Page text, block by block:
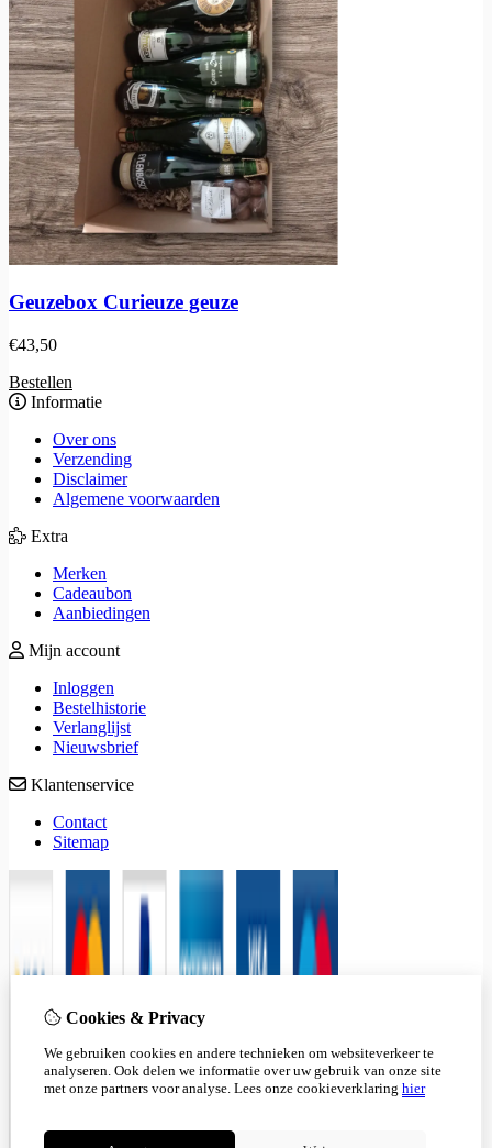
Geuzebox Curieuze geuze
€43,50
Bestellen
Informatie
Over ons
Verzending
Disclaimer
Algemene voorwaarden
Extra
Merken
Cadeaubon
Aanbiedingen
Mijn account
Inloggen
Bestelhistorie
Verlanglijst
Nieuwsbrief
Klantenservice
Contact
Sitemap
Cookies & Privacy
We gebruiken cookies en andere technieken om websiteverkeer te
analyseren. Ook delen we informatie over uw gebruik van onze site
met onze partners voor analyse. Lees onze cookieverklaring hier